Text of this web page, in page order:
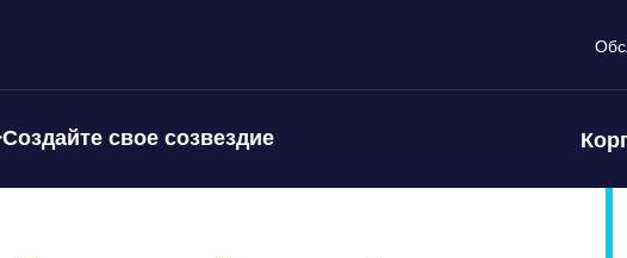
Создайте свое созвездие